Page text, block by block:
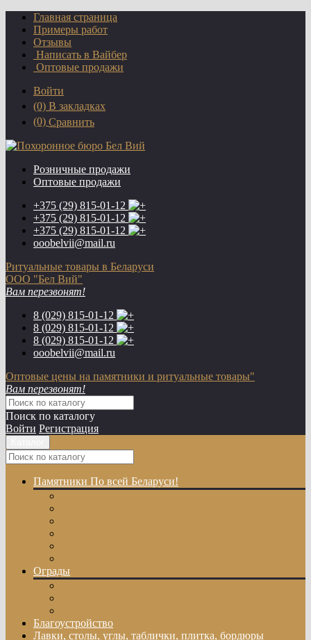
Главная страница
Примеры работ
Отзывы
Написать в Вайбер
Оптовые продажи
Войти
(0) В закладках
(0) Сравнить
Розничные продажи
Оптовые продажи
+375 (29) 815-01-12
+375 (29) 815-01-12
+375 (29) 815-01-12
ooobelvii@mail.ru
Ритуальные товары в Беларуси
ООО "Бел Вий"
Вам перезвонят!
8 (029) 815-01-12
8 (029) 815-01-12
8 (029) 815-01-12
ooobelvii@mail.ru
Оптовые цены на памятники и ритуальные товары"
Вам перезвонят!
Поиск по каталогу
Войти Регистрация
Памятники По всей Беларуси!
Ограды
Благоустройство
Лавки, столы, углы, таблички, плитка, бордюры